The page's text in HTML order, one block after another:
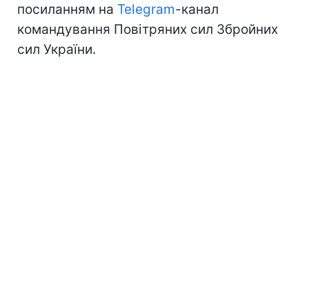
посиланням на Telegram-канал
командування Повітряних сил Збройних
сил України.